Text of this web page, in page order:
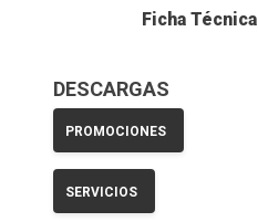
Ficha Técnica
DESCARGAS
PROMOCIONES
SERVICIOS